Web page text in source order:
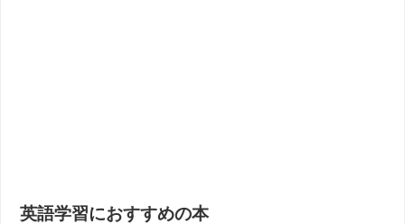
英語学習におすすめの本